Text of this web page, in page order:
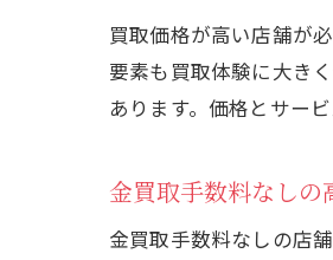
買取価格が高い店舗が
要素も買取体験に大き
あります。価格とサー
金買取手数料なし
金買取手数料なしの店